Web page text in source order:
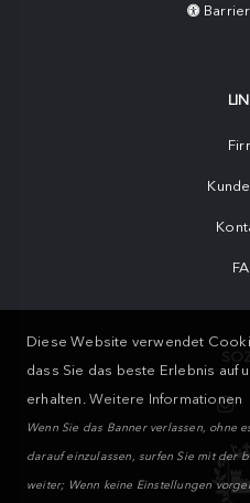
Diese Website verwendet
dass Sie das beste Erlebnis auf
erhalten.Weitere Informationen
Wenn Sie das Banner verlassen, ohne
darauf einzulassen, surfen Sie mit der
weiter; Wenn keine Einstellungen